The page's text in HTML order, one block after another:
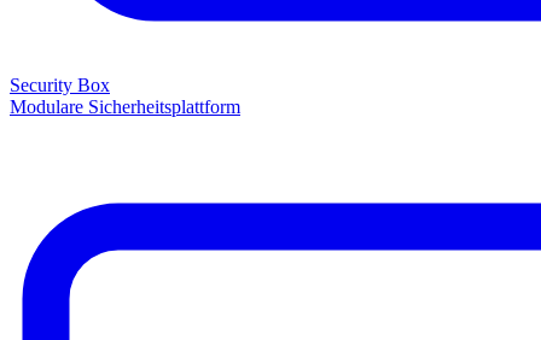
Security Box
Modulare Sicherheitsplattform